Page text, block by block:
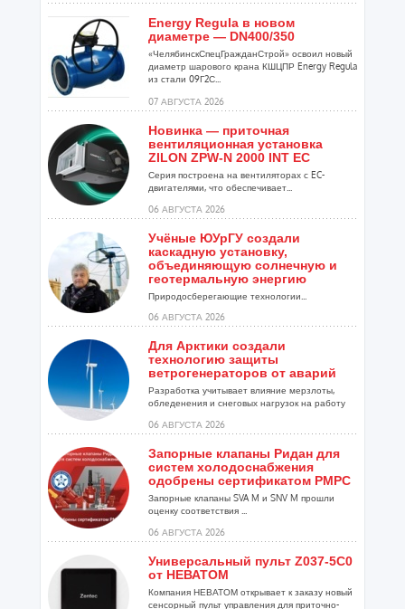
Energy Regula в новом
диаметре — DN400/350
«ЧелябинскСпецГражданСтрой» освоил новый
диаметр шарового крана КШЦПР Energy Regula
из стали 09Г2С...
07 АВГУСТА 2026
Новинка — приточная
вентиляционная установка
ZILON ZPW-N 2000 INT EC
Серия построена на вентиляторах с EC-
двигателями, что обеспечивает...
06 АВГУСТА 2026
Учёные ЮУрГУ создали
каскадную установку,
объединяющую солнечную и
геотермальную энергию
Природосберегающие технологии...
06 АВГУСТА 2026
Для Арктики создали
технологию защиты
ветрогенераторов от аварий
Разработка учитывает влияние мерзлоты,
обледенения и снеговых нагрузок на работу
06 АВГУСТА 2026
Запорные клапаны Ридан для
систем холодоснабжения
одобрены сертификатом РМРС
Запорные клапаны SVA M и SNV M прошли
оценку соответствия ...
06 АВГУСТА 2026
Универсальный пульт Z037-5C0
от НЕВАТОМ
Компания НЕВАТОМ открывает к заказу новый
сенсорный пульт управления для приточно-